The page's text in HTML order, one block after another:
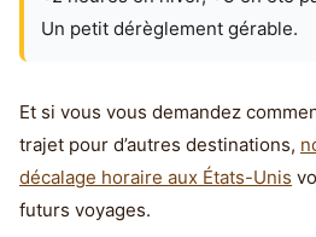
Un petit dérèglement gérable.
Et si vous vous demandez
trajet pour d’autres destinations,
décalage horaire aux États-Unis
futurs voyages.